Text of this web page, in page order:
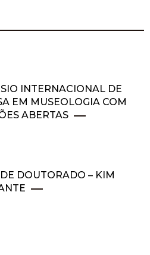
INTERNACIONAL DE
EM MUSEOLOGIA COM
ABERTAS
DOUTORADO – KIM